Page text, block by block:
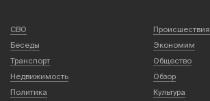
СВО
Происшествия
Беседы
Экономим
Транспорт
Общество
Недвижимость
Обзор
Политика
Культура